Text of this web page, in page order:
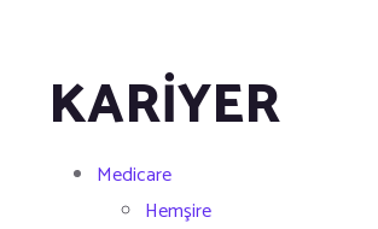
KARİYER
Medicare
Hemşire